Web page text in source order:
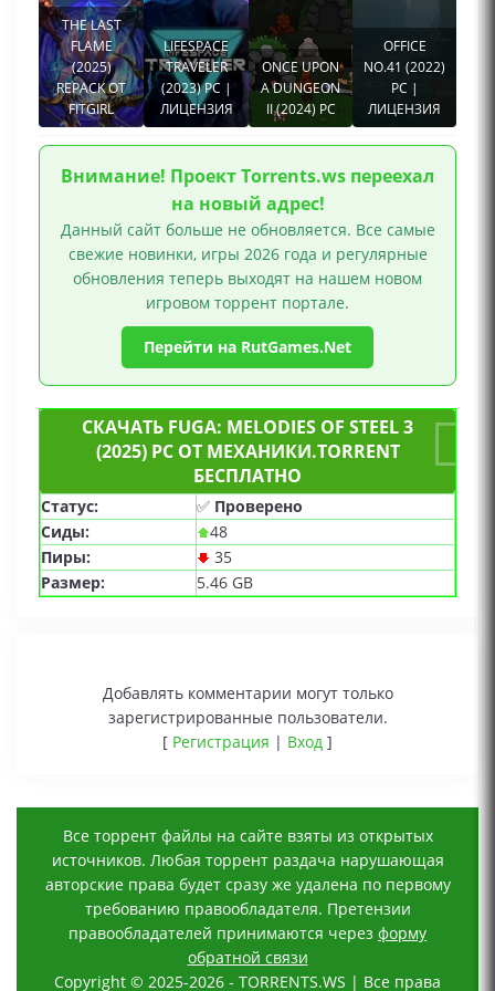
THE LAST
FLAME
(2025)
REPACK ОТ
FITGIRL
LIFESPACE
TRAVELER
(2023) PC |
ЛИЦЕНЗИЯ
ONCE UPON
A DUNGEON
II (2024) PC
OFFICE
NO.41 (2022)
PC |
ЛИЦЕНЗИЯ
Внимание! Проект Torrents.ws переехал
на новый адрес!
Данный сайт больше не обновляется. Все самые
свежие новинки, игры 2026 года и регулярные
обновления теперь выходят на нашем новом
игровом торрент портале.
Перейти на RutGames.Net
СКАЧАТЬ FUGA: MELODIES OF STEEL 3
(2025) PC ОТ МЕХАНИКИ.TORRENT
БЕСПЛАТНО
Статус: ✅ Проверено
Сиды:
48
Пиры:
35
Размер:
5.46 GB
Добавлять комментарии могут только
зарегистрированные пользователи.
[ Регистрация | Вход ]
Все торрент файлы на сайте взяты из открытых
источников. Любая торрент раздача нарушающая
авторские права будет сразу же удалена по первому
требованию правообладателя. Претензии
правообладателей принимаются через форму
обратной связи
Copyright © 2025-2026 - TORRENTS.WS | Все права